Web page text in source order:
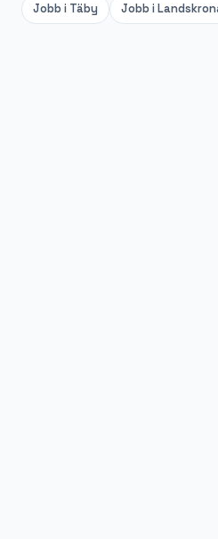
Jobb i Täby Jobb i